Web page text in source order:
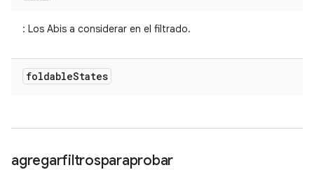
: Los Abis a considerar en el filtrado.
foldableStates
agregarfiltrosparaprobar